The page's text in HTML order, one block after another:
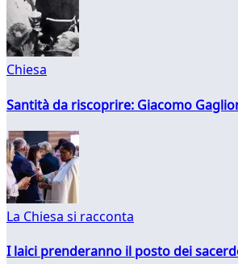
Chiesa
Santità da riscoprire: Giacomo
La Chiesa si racconta
I laici prenderanno il posto dei